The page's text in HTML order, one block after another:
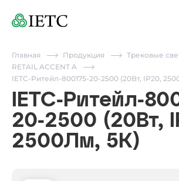
Главная Продукция
Трековые
RETAIL ACCENT A
IETC-Ритейл-800175-20-2500 (20Вт, IP20,
IETC-Ритейл-
20-2500 (20Вт,
2500Лм, 5К)